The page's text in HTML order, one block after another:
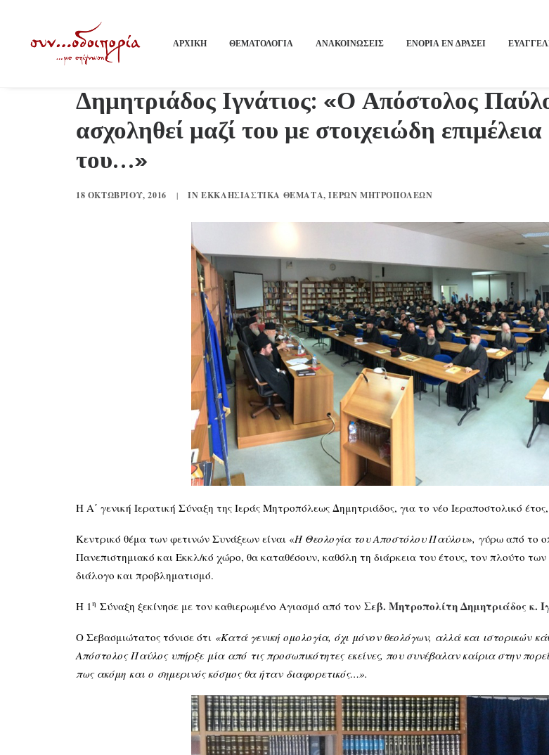
ΑΡΧΙΚΗ ΘΕΜΑΤΟΛΟΓΙΑ ΑΝΑΚΟΙΝΩΣΕΙΣ ΕΝΟΡΙΑ ΕΝ ΔΡΑΣΕΙ
Δημητριάδος Ιγνάτιος: «Ο Απόστολος
ασχοληθεί μαζί του με στοιχειώδη
του…»
18 ΟΚΤΩΒΡΊΟΥ, 2016 | INΕΚΚΛΗΣΙΑΣΤΙΚΆ ΘΈΜΑΤΑ,ΙΕΡΏΝ ΜΗΤΡΟΠΌΛΕΩΝ
Η Α΄ γενική Ιερατική Σύναξη της Ιεράς Μητροπόλεως Δημητριάδος, για το νέο Ιεραποστολικό
Κεντρικό θέμα των φετινών Συνάξεων είναι «Η Θεολογία του Αποστόλου Παύλου», γύρω από το
Πανεπιστημιακό και Εκκλ/κό χώρο, θα καταθέσουν, καθόλη τη διάρκεια του έτους, τον πλούτο
διάλογο και προβληματισμό.
Η 1η Σύναξη ξεκίνησε με τον καθιερωμένο Αγιασμό από τον Σεβ. Μητροπολίτη Δημητριάδος κ.
Ο Σεβασμιώτατος τόνισε ότι «Κατά γενική ομολογία, όχι μόνον θεολόγων, αλλά και ιστορικών
ΑπόστολοςΠαύλος υπήρξε μία από τις προσωπικότητες εκείνες, που συνέβαλαν καίρια στην
πως ακόμη και ο σημερινός κόσμος θα ήταν διαφορετικός…».